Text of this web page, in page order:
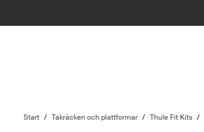
Start / Takräcken och plattformar / Thule Fit Kits /